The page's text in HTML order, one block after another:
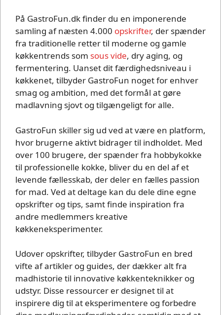
På GastroFun.dk finder du en imponerende
samling af næsten 4.000 opskrifter, der spænder
fra traditionelle retter til moderne og gamle
køkkentrends som sous vide, dry aging, og
fermentering. Uanset dit færdighedsniveau i
køkkenet, tilbyder GastroFun noget for enhver
smag og ambition, med det formål at gøre
madlavning sjovt og tilgængeligt for alle.
GastroFun skiller sig ud ved at være en platform,
hvor brugerne aktivt bidrager til indholdet. Med
over 100 brugere, der spænder fra hobbykokke
til professionelle kokke, bliver du en del af et
levende fællesskab, der deler en fælles passion
for mad. Ved at deltage kan du dele dine egne
opskrifter og tips, samt finde inspiration fra
andre medlemmers kreative
køkkeneksperimenter.
Udover opskrifter, tilbyder GastroFun en bred
vifte af artikler og guides, der dækker alt fra
madhistorie til innovative køkkenteknikker og
udstyr. Disse ressourcer er designet til at
inspirere dig til at eksperimentere og forbedre